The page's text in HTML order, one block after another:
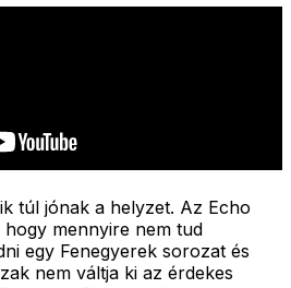
túl jónak a helyzet. Az Echo
mennyire nem tud
egy Fenegyerek sorozat és
nem váltja ki az érdekes